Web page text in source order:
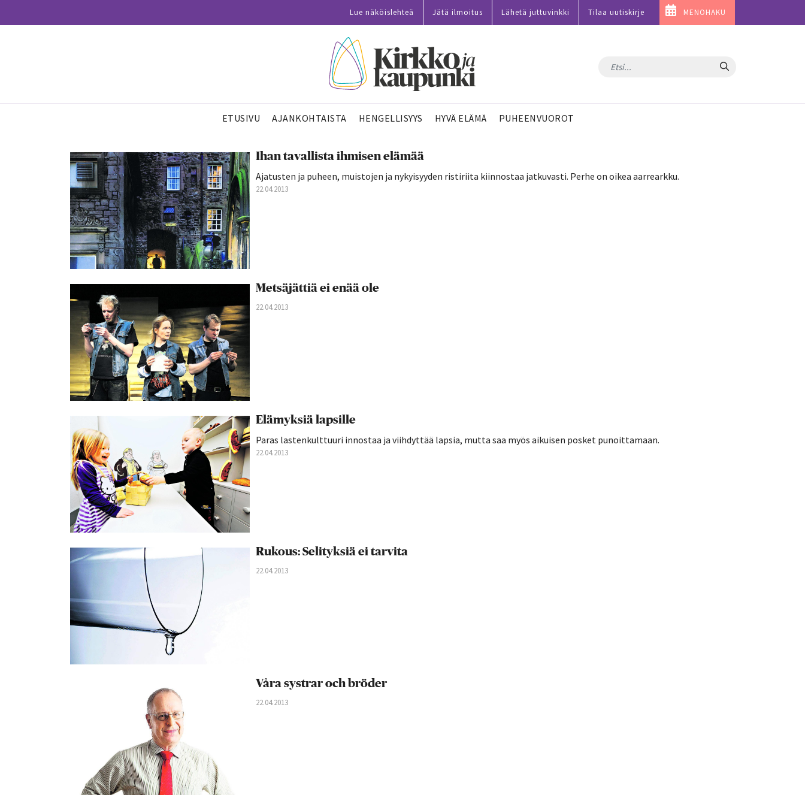
Lue näköislehteä Jätä ilmoitus Lähetä juttuvinkki Tilaa uutiskirje MENOHAKU
Hae
ETUSIVU AJANKOHTAISTA HENGELLISYYS HYVÄ ELÄMÄ PUHEENVUOROT
Ihan tavallista ihmisen elämää
Ajatusten ja puheen, muistojen ja nykyisyyden ristiriita kiinnostaa jatkuvasti. Perhe on oikea aarrearkku.
22.04.2013
Metsäjättiä ei enää ole
22.04.2013
Elämyksiä lapsille
Paras lastenkulttuuri innostaa ja viihdyttää lapsia, mutta saa myös aikuisen posket punoittamaan.
22.04.2013
Rukous: Selityksiä ei tarvita
22.04.2013
Våra systrar och bröder
22.04.2013